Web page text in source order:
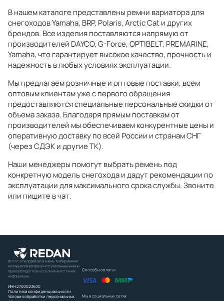
В нашем каталоге представлены ремни вариатора для
снегоходов Yamaha, BRP, Polaris, Arctic Cat и других
брендов. Все изделия поставляются напрямую от
производителей DAYCO, G-Force, OPTIBELT, PREMARINE,
Yamaha, что гарантирует высокое качество, прочность и
надежность в любых условиях эксплуатации.
Мы предлагаем розничные и оптовые поставки, всем
оптовым клиентам уже с первого обращения
предоставляются специальные персональные скидки от
объема заказа. Благодаря прямым поставкам от
производителей мы обеспечиваем конкурентные цены и
оперативную доставку по всей России и странам СНГ
(через СДЭК и другие ТК).
Наши менеджеры помогут выбрать ремень под
конкретную модель снегохода и дадут рекомендации по
эксплуатации для максимального срока службы. Звоните
или пишите в чат.
© 2026 Все права защищены. Копирование
материалов разрешено с указанием имени
правообладателя и ссылкой на источник
информации
ИНН 2700023600
Политика конфиденциальности
Условия обработки персональных
Способы оплаты:
Мы в социальных сетях